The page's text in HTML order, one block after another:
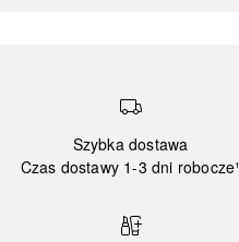
Szybka dostawa
Czas dostawy 1-3 dni robocze¹